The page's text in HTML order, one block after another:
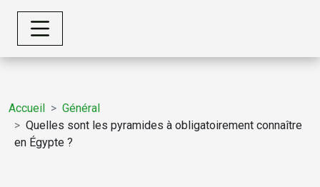
Accueil
Général
Quelles sont les pyramides à obligatoirement connaître
en Égypte ?